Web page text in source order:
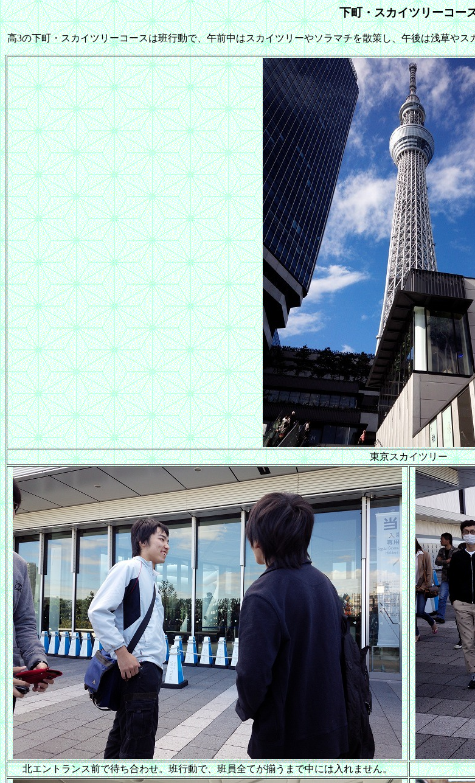
下町・スカイツリーコー
高3の下町・スカイツリーコースは班行動で、午前中はスカイツリーやソラマチを散策し、午後は浅草や
東京スカイツリー
北エントランス前で待ち合わせ。班行動で、班員全てが揃うまで中には入れません。